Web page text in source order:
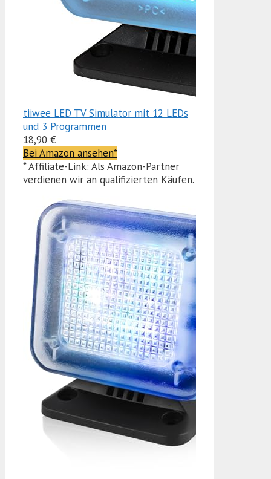
tiiwee LED TV Simulator mit 12 LEDs
und 3 Programmen
18,90 €
Bei Amazon ansehen*
* Affiliate-Link: Als Amazon-Partner
verdienen wir an qualifizierten Käufen.